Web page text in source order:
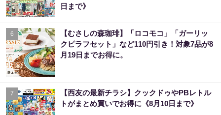
日まで》
6
【むさしの森珈琲】「ロコモコ」「ガーリッ
クピラフセット」など110円引き！対象7品が8
月19日までお得に。
7
【西友の最新チラシ】クックドゥやPBレトル
トがまとめ買いでお得に《8月10日まで》